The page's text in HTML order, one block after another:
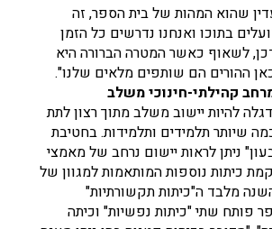
שהוא המהות של בית הספר, זה
בתוכו ואנחנו נדרשים כל הזמן
לשאוף כאשר המטרה הברורה היא
ההורים הם שותפים מלאים שלנו".
קהילתי-חינוכי משלב
להיות יישוב משלב מתוך רצון לתת
שיותר תלמידים ותלמידות. בחטיבת
ניתן לראות יישום נרחב של מאמצי
כיתות נוספות המותאמות למגוון של
מלבד ה"כיתות תקשורתיות"
פותח שתי "כיתות נפשיות" וכיתה